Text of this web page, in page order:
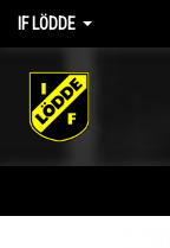
IF LÖDDE